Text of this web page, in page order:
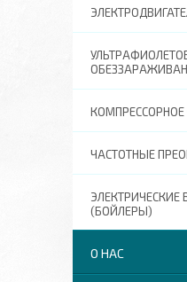
ЧАСТОТНЫЕ
ЭЛЕКТРИЧЕСКИЕ
(БОЙЛЕРЫ)
О НАС